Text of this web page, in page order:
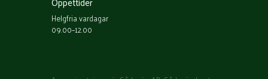
Helgfria vardagar
09.00–12.00